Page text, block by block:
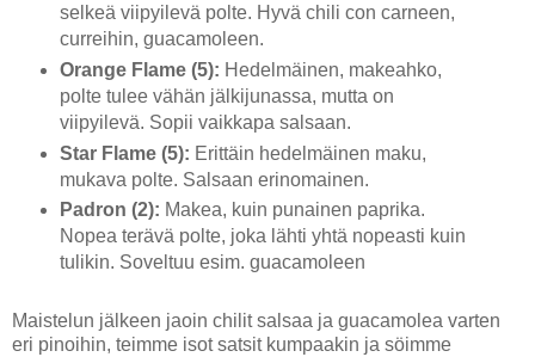
selkeä viipyilevä polte. Hyvä chili con carneen,
curreihin, guacamoleen.
Orange Flame (5): Hedelmäinen, makeahko,
polte tulee vähän jälkijunassa, mutta on
viipyilevä. Sopii vaikkapa salsaan.
Star Flame (5): Erittäin hedelmäinen maku,
mukava polte. Salsaan erinomainen.
Padron (2): Makea, kuin punainen paprika.
Nopea terävä polte, joka lähti yhtä nopeasti kuin
tulikin. Soveltuu esim. guacamoleen
Maistelun jälkeen jaoin chilit salsaa ja guacamolea varten
eri pinoihin, teimme isot satsit kumpaakin ja söimme